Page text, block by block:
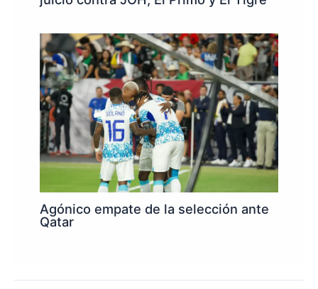
Agónico empate de la selección ante
Qatar